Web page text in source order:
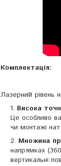
Комплектація:
Лазерний рівень
Висока
Це особливо
чи монтажі
Множина
напрямках
вертикальні